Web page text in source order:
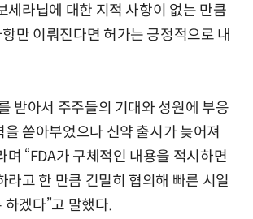
세라닙에 대한 지적 사항이 없는 만큼
만 이뤄진다면 허가는 긍정적으로 내
받아서 주주들의 기대와 성원에 부응
쏟아부었으나 신약 출시가 늦어져
며 “FDA가 구체적인 내용을 적시하면
라고 한 만큼 긴밀히 협의해 빠른 시일
겠다”고 말했다.